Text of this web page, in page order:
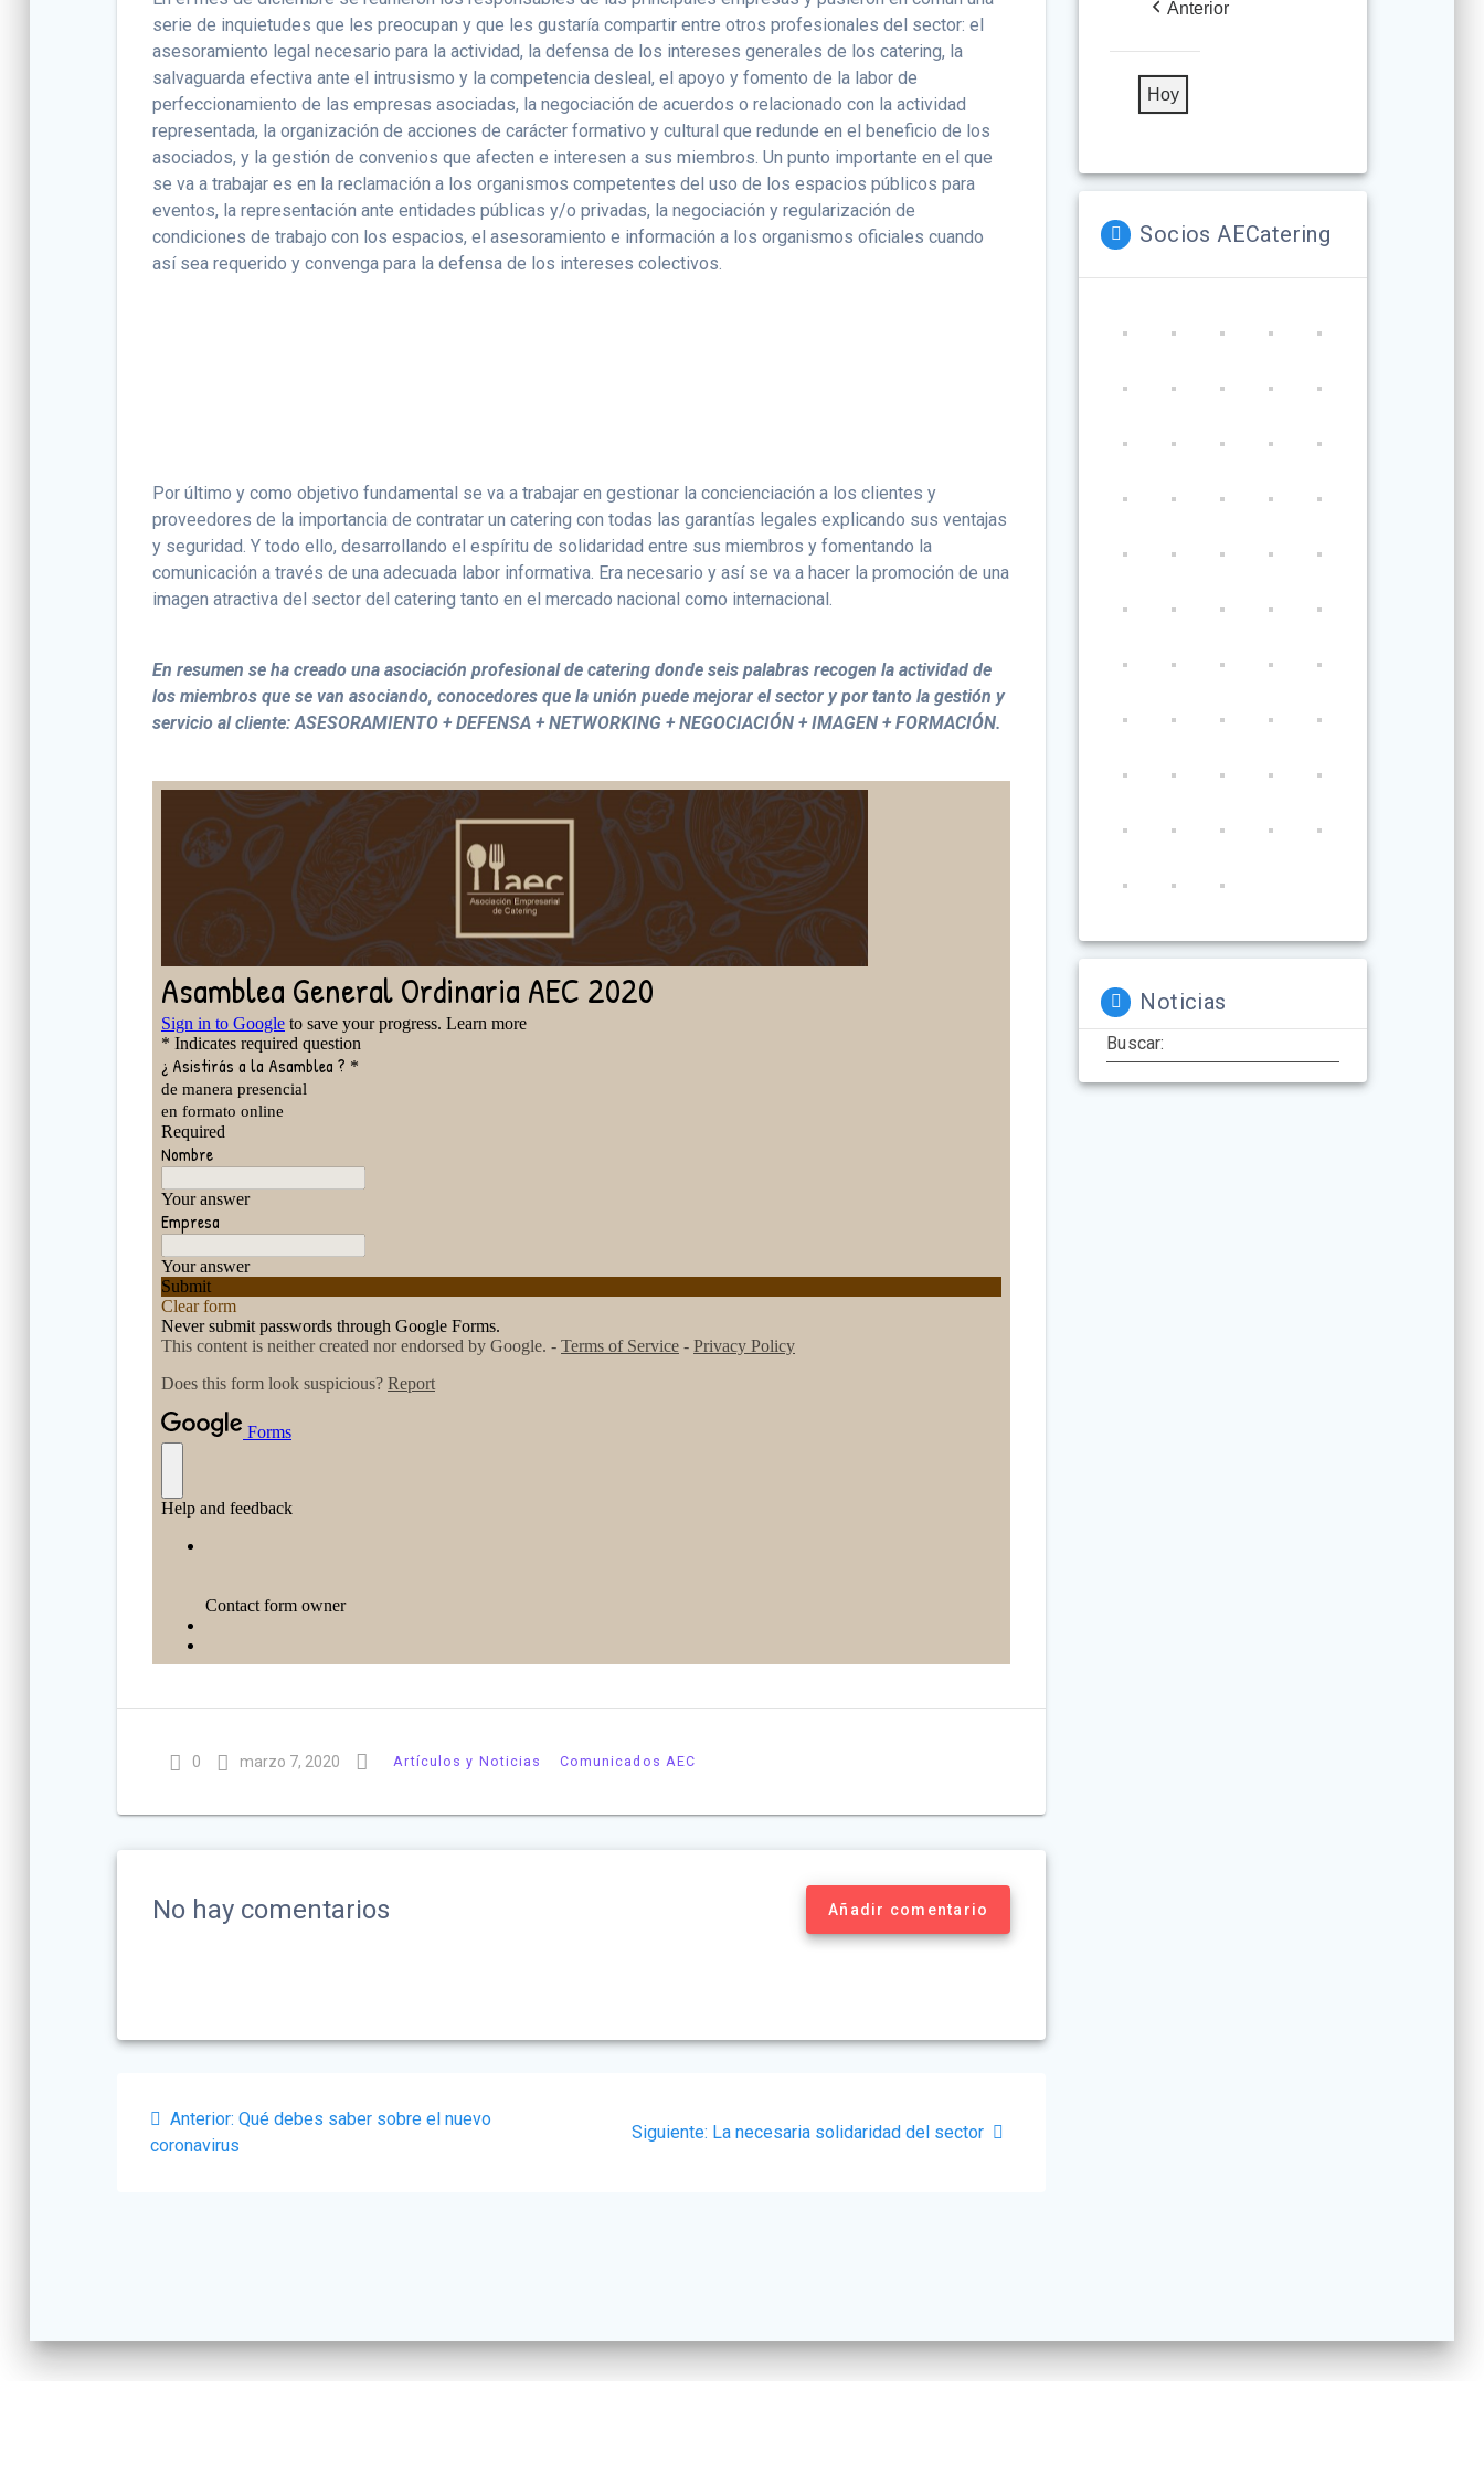
serie de inquietudes que les preocupan y que les gustaría compartir entre otros profesionales del sector: el
asesoramiento legal necesario para la actividad, la defensa de los intereses generales de los catering, la
salvaguarda efectiva ante el intrusismo y la competencia desleal, el apoyo y fomento de la labor de
perfeccionamiento de las empresas asociadas, la negociación de acuerdos o relacionado con la actividad
representada, la organización de acciones de carácter formativo y cultural que redunde en el beneficio de los
asociados, y la gestión de convenios que afecten e interesen a sus miembros. Un punto importante en el que
se va a trabajar es en la reclamación a los organismos competentes del uso de los espacios públicos para
eventos, la representación ante entidades públicas y/o privadas, la negociación y regularización de
condiciones de trabajo con los espacios, el asesoramiento e información a los organismos oficiales cuando
así sea requerido y convenga para la defensa de los intereses colectivos.
Por último y como objetivo fundamental se va a trabajar en gestionar la concienciación a los clientes y
proveedores de la importancia de contratar un catering con todas las garantías legales explicando sus ventajas
y seguridad. Y todo ello, desarrollando el espíritu de solidaridad entre sus miembros y fomentando la
comunicación a través de una adecuada labor informativa. Era necesario y así se va a hacer la promoción de una
imagen atractiva del sector del catering tanto en el mercado nacional como internacional.
En resumen se ha creado una asociación profesional de catering donde seis palabras recogen la actividad de
los miembros que se van asociando, conocedores que la unión puede mejorar el sector y por tanto la gestión y
servicio al cliente: ASESORAMIENTO + DEFENSA + NETWORKING + NEGOCIACIÓN + IMAGEN + FORMACIÓN.
0 marzo 7, 2020 Artículos y Noticias Comunicados AEC
No hay comentarios Añadir comentario
Navegación
de
Anterior: Post
anterior:
Qué debes saber sobre el nuevo
coronavirus
Siguiente: Siguiente
La necesaria solidaridad del sector
Anterior
Hoy
Socios AECatering
Noticias
Buscar: